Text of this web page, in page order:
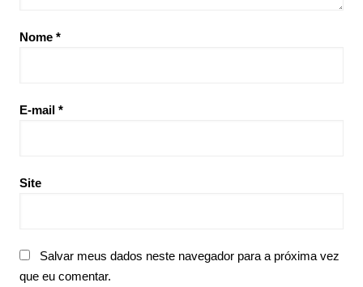
Nome *
E-mail *
Site
Salvar meus dados neste navegador para a próxima vez
que eu comentar.